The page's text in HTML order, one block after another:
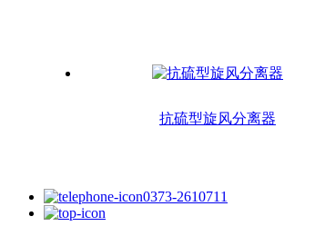
抗硫型旋风分离器
0373-2610711